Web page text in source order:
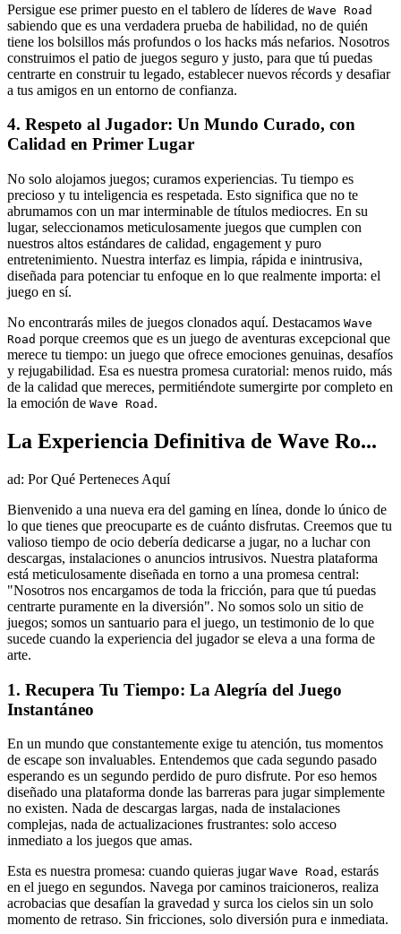
Persigue ese primer puesto en el tablero de líderes de Wave Road
sabiendo que es una verdadera prueba de habilidad, no de quién
tiene los bolsillos más profundos o los hacks más nefarios. Nosotros
construimos el patio de juegos seguro y justo, para que tú puedas
centrarte en construir tu legado, establecer nuevos récords y desafiar
a tus amigos en un entorno de confianza.
4. Respeto al Jugador: Un Mundo Curado, con
Calidad en Primer Lugar
No solo alojamos juegos; curamos experiencias. Tu tiempo es
precioso y tu inteligencia es respetada. Esto significa que no te
abrumamos con un mar interminable de títulos mediocres. En su
lugar, seleccionamos meticulosamente juegos que cumplen con
nuestros altos estándares de calidad, engagement y puro
entretenimiento. Nuestra interfaz es limpia, rápida e inintrusiva,
diseñada para potenciar tu enfoque en lo que realmente importa: el
juego en sí.
No encontrarás miles de juegos clonados aquí. Destacamos Wave
Road porque creemos que es un juego de aventuras excepcional que
merece tu tiempo: un juego que ofrece emociones genuinas, desafíos
y rejugabilidad. Esa es nuestra promesa curatorial: menos ruido, más
de la calidad que mereces, permitiéndote sumergirte por completo en
la emoción de Wave Road .
La Experiencia Definitiva de Wave Ro...
ad: Por Qué Perteneces Aquí
Bienvenido a una nueva era del gaming en línea, donde lo único de
lo que tienes que preocuparte es de cuánto disfrutas. Creemos que tu
valioso tiempo de ocio debería dedicarse a jugar, no a luchar con
descargas, instalaciones o anuncios intrusivos. Nuestra plataforma
está meticulosamente diseñada en torno a una promesa central:
"Nosotros nos encargamos de toda la fricción, para que tú puedas
centrarte puramente en la diversión". No somos solo un sitio de
juegos; somos un santuario para el juego, un testimonio de lo que
sucede cuando la experiencia del jugador se eleva a una forma de
arte.
1. Recupera Tu Tiempo: La Alegría del Juego
Instantáneo
En un mundo que constantemente exige tu atención, tus momentos
de escape son invaluables. Entendemos que cada segundo pasado
esperando es un segundo perdido de puro disfrute. Por eso hemos
diseñado una plataforma donde las barreras para jugar simplemente
no existen. Nada de descargas largas, nada de instalaciones
complejas, nada de actualizaciones frustrantes: solo acceso
inmediato a los juegos que amas.
Esta es nuestra promesa: cuando quieras jugar Wave Road , estarás
en el juego en segundos. Navega por caminos traicioneros, realiza
acrobacias que desafían la gravedad y surca los cielos sin un solo
momento de retraso. Sin fricciones, solo diversión pura e inmediata.